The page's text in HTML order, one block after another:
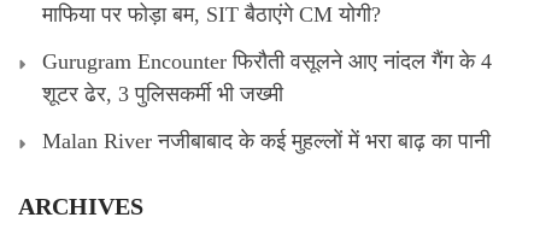
माफिया पर फोड़ा बम, SIT बैठाएंगे CM योगी?
Gurugram Encounter फिरौती वसूलने आए नांदल गैंग के 4
शूटर ढेर, 3 पुलिसकर्मी भी जख्मी
Malan River नजीबाबाद के कई मुहल्लों में भरा बाढ़ का पानी
ARCHIVES